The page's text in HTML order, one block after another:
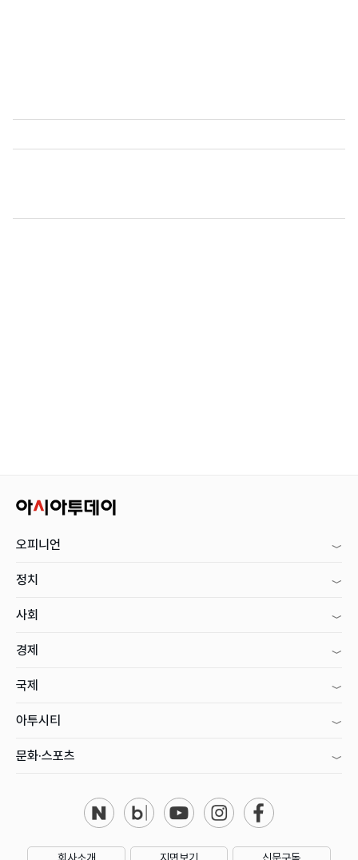
오피니언
정치
사회
경제
국제
아투시티
문화·스포츠
회사소개 지면보기 신문구독